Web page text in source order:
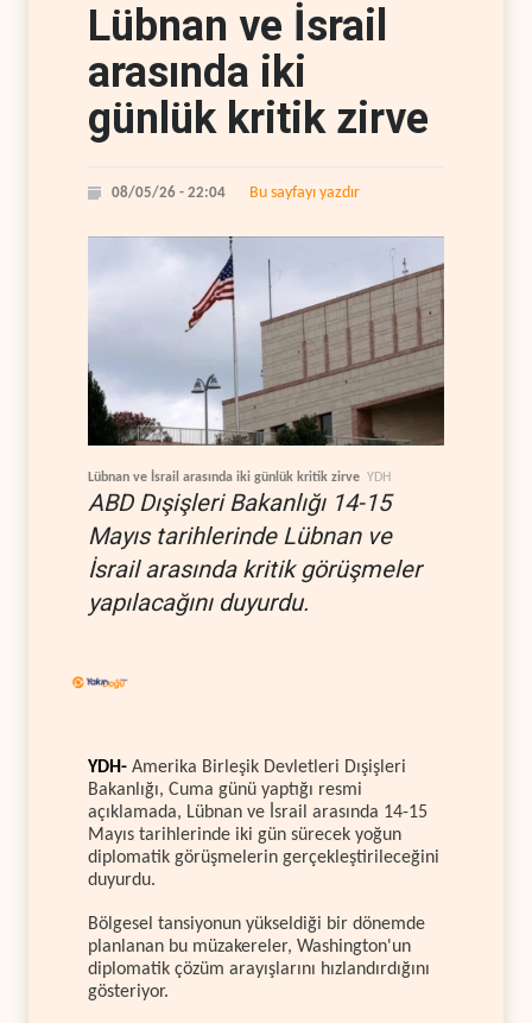
Lübnan ve İsrail
arasında iki
günlük kritik zirve
08/05/26 - 22:04 Bu sayfayı yazdır
Lübnan ve İsrail arasında iki günlük kritik zirve YDH
ABD Dışişleri Bakanlığı 14-15
Mayıs tarihlerinde Lübnan ve
İsrail arasında kritik görüşmeler
yapılacağını duyurdu.
YDH- Amerika Birleşik Devletleri Dışişleri
Bakanlığı, Cuma günü yaptığı resmi
açıklamada, Lübnan ve İsrail arasında 14-15
Mayıs tarihlerinde iki gün sürecek yoğun
diplomatik görüşmelerin gerçekleştirileceğini
duyurdu.
Bölgesel tansiyonun yükseldiği bir dönemde
planlanan bu müzakereler, Washington'un
diplomatik çözüm arayışlarını hızlandırdığını
gösteriyor.